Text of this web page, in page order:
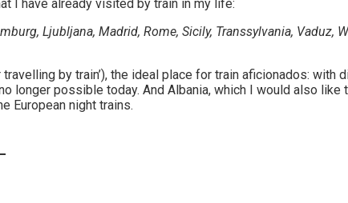
I have already visited by train in my life:
Ljubljana, Madrid, Rome, Sicily, Transsylvania, Vaduz,
travelling by train’), the ideal place for train aficionados: with
longer possible today. And Albania, which I would also like
European night trains.